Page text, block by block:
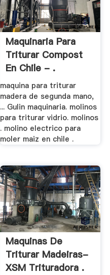
Maquinaria Para
Triturar Compost
En Chile - .
maquina para triturar
madera de segunda mano,
... Gulin maquinaria. molinos
para triturar vidrio. molinos
. molino electrico para
moler maiz en chile .
Maquinas De
Triturar Madeiras-
XSM Trituradora .